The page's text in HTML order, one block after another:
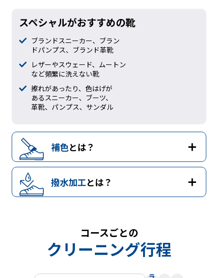
スペシャルがおすすめの靴
ブランドスニーカー、ブラン
ドパンプス、ブランド革靴
レザーやスウェード、ムートン
など頻繁に洗えない靴
擦れがあったり、色はげが
あるスニーカー、ブーツ、
革靴、パンプス、サンダル
補色とは？
撥水加工とは？
コースごとの
クリーニング行程